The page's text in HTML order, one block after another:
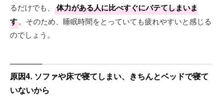
るだけでも、
体力がある人に比べすぐにバテてしまいま
す。そのため、睡眠時間をとっていても疲れやすいと感じる
のでしょう。
原因4. ソファや床で寝てしまい、きちんとベッドで寝て
いないから